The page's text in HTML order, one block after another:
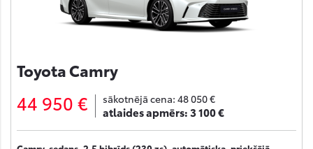
Toyota Camry
44 950 € sākotnējā cena: 48 050 €
atlaides apmērs:3 100 €